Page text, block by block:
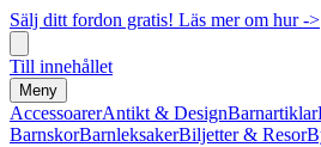
Sälj ditt fordon gratis! Läs mer om hur ->
Till innehållet
Meny
AccessoarerAntikt & DesignBarnartiklar
BarnskorBarnleksakerBiljetter & Resor